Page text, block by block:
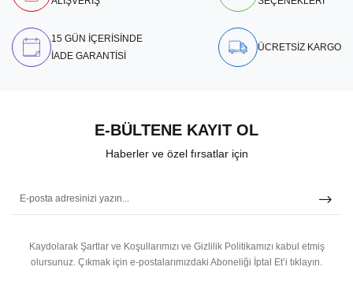
15 GÜN İÇERİSİNDE
İADE GARANTİSİ
ÜCRETSİZ KARGO
E-BÜLTENE KAYIT OL
Haberler ve özel fırsatlar için
Kaydolarak Şartlar ve Koşullarımızı ve Gizlilik Politikamızı kabul etmiş
olursunuz. Çıkmak için e-postalarımızdaki Aboneliği İptal Et’i tıklayın.